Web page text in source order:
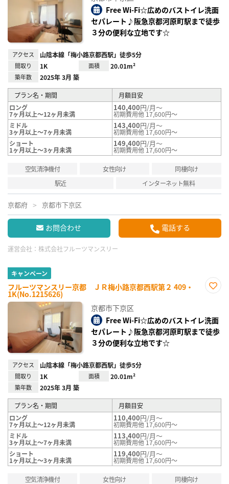
録
Free Wi-Fi☆広めのバストイレ洗面
セパレート♪阪急京都河原町駅まで徒歩
３分の便利な立地です☆
アクセス 山陰本線「梅小路京都西駅」徒歩5分
間取り 1K 面積 20.01m²
築年数 2025年 3月 築
プラン名・期間
月額目安
ロング
7ヶ月以上～12ヶ月未満
140,400円/月～
初期費用他 17,600円～
ミドル
3ヶ月以上～7ヶ月未満
143,400円/月～
初期費用他 17,600円～
ショート
1ヶ月以上～3ヶ月未満
149,400円/月～
初期費用他 17,600円～
空気清浄機付 女性向け
同棲向け
駅近
インターネット無料
京都府 京都市下京区
お問合わせ 電話する
運営会社： 株式会社フルーツマンスリー
キャンペーン
フルーツマンスリー京都 ＪＲ梅小路京都西駅第２ 409・
1K(No.1215626)
録
京都市下京区
Free Wi-Fi☆広めのバストイレ洗面
セパレート♪阪急京都河原町駅まで徒歩
３分の便利な立地です☆
アクセス 山陰本線「梅小路京都西駅」徒歩5分
間取り 1K 面積 20.01m²
築年数 2025年 3月 築
プラン名・期間
月額目安
ロング
7ヶ月以上～12ヶ月未満
110,400円/月～
初期費用他 17,600円～
ミドル
3ヶ月以上～7ヶ月未満
113,400円/月～
初期費用他 17,600円～
ショート
1ヶ月以上～3ヶ月未満
119,400円/月～
初期費用他 17,600円～
空気清浄機付 女性向け
同棲向け